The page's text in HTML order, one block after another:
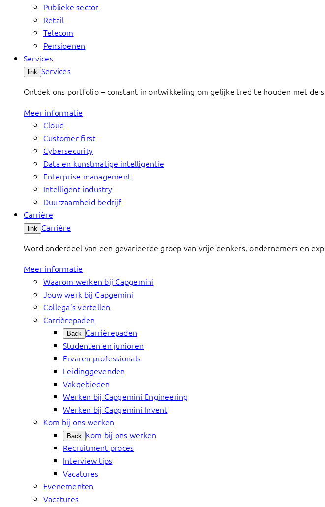
Publieke sector
Retail
Telecom
Pensioenen
Services
link Services
Ontdek ons portfolio – constant in ontwikkeling om gelijke tred te houden met de
Meer informatie
Cloud
Customer first
Cybersecurity
Data en kunstmatige intelligentie
Enterprise management
Intelligent industry
Duurzaamheid bedrijf
Carrière
link Carrière
Word onderdeel van een gevarieerde groep van vrije denkers, ondernemers en
Meer informatie
Waarom werken bij Capgemini
Jouw werk bij Capgemini
Collega’s vertellen
Carrièrepaden
Back Carrièrepaden
Studenten en junioren
Ervaren professionals
Leidinggevenden
Vakgebieden
Werken bij Capgemini Engineering
Werken bij Capgemini Invent
Kom bij ons werken
Back Kom bij ons werken
Recruitment proces
Interview tips
Vacatures
Evenementen
Vacatures